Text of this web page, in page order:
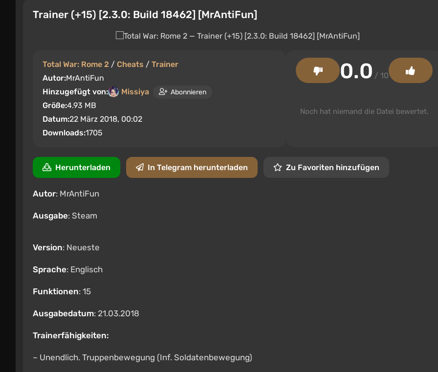
Trainer (+15) [2.3.0: Build 18462] [MrAntiFun]
Total War: Rome 2 / Cheats / Trainer
Autor:MrAntiFun
Hinzugefügt von:
Missiya Abonnieren
Größe:4.93 MB
Datum:22 März 2018, 00:02
Downloads:1705
0.0 / 10
Noch hat niemand die Datei bewertet.
Herunterladen In Telegram herunterladen Zu Favoriten hinzufügen
Autor: MrAntiFun
Ausgabe: Steam
Version: Neueste
Sprache: Englisch
Funktionen: 15
Ausgabedatum: 21.03.2018
Trainerfähigkeiten:
– Unendlich. Truppenbewegung (Inf. Soldatenbewegung)